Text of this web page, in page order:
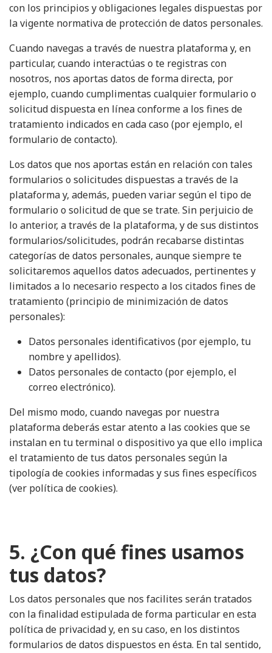
con los principios y obligaciones legales dispuestas por
la vigente normativa de protección de datos personales.
Cuando navegas a través de nuestra plataforma y, en
particular, cuando interactúas o te registras con
nosotros, nos aportas datos de forma directa, por
ejemplo, cuando cumplimentas cualquier formulario o
solicitud dispuesta en línea conforme a los fines de
tratamiento indicados en cada caso (por ejemplo, el
formulario de contacto).
Los datos que nos aportas están en relación con tales
formularios o solicitudes dispuestas a través de la
plataforma y, además, pueden variar según el tipo de
formulario o solicitud de que se trate. Sin perjuicio de
lo anterior, a través de la plataforma, y de sus distintos
formularios/solicitudes, podrán recabarse distintas
categorías de datos personales, aunque siempre te
solicitaremos aquellos datos adecuados, pertinentes y
limitados a lo necesario respecto a los citados fines de
tratamiento (principio de minimización de datos
personales):
Datos personales identificativos (por ejemplo, tu
nombre y apellidos).
Datos personales de contacto (por ejemplo, el
correo electrónico).
Del mismo modo, cuando navegas por nuestra
plataforma deberás estar atento a las cookies que se
instalan en tu terminal o dispositivo ya que ello implica
el tratamiento de tus datos personales según la
tipología de cookies informadas y sus fines específicos
(ver política de cookies).
5. ¿Con qué fines usamos
tus datos?
Los datos personales que nos facilites serán tratados
con la finalidad estipulada de forma particular en esta
política de privacidad y, en su caso, en los distintos
formularios de datos dispuestos en ésta. En tal sentido,